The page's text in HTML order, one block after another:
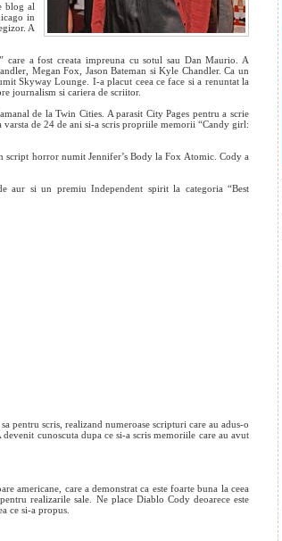
blog al
in
A
care a fost creata impreuna cu sotul sau Dan Maurio. A
Megan Fox, Jason Bateman si Kyle Chandler. Ca un
Skyway Lounge. I-a placut ceea ce face si a renuntat la
journalism si cariera de scriitor.
de la Twin Cities. A parasit City Pages pentru a scrie
de 24 de ani si-a scris propriile memorii “Candy girl:
horror numit Jennifer’s Body la Fox Atomic. Cody a
aur si un premiu Independent spirit la categoria “Best
pentru scris, realizand numeroase scripturi care au adus-o
cunoscuta dupa ce si-a scris memoriile care au avut
americane, care a demonstrat ca este foarte buna la ceea
realizarile sale. Ne place Diablo Cody deoarece este
ce si-a propus.